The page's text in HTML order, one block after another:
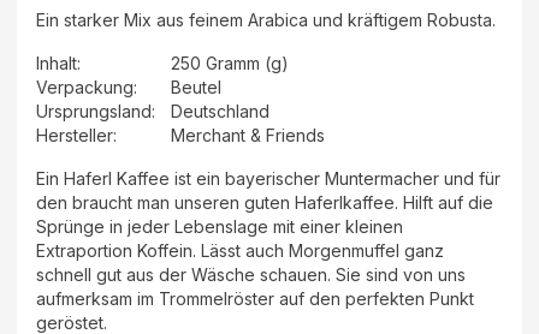
Ein starker Mix aus feinem Arabica und kräftigem Robusta.
Inhalt:
250 Gramm (g)
Verpackung:
Beutel
Ursprungsland:
Deutschland
Hersteller: Merchant & Friends
Ein Haferl Kaffee ist ein bayerischer Muntermacher und für
den braucht man unseren guten Haferlkaffee. Hilft auf die
Sprünge in jeder Lebenslage mit einer kleinen
Extraportion Koffein. Lässt auch Morgenmuffel ganz
schnell gut aus der Wäsche schauen. Sie sind von uns
aufmerksam im Trommelröster auf den perfekten Punkt
geröstet.